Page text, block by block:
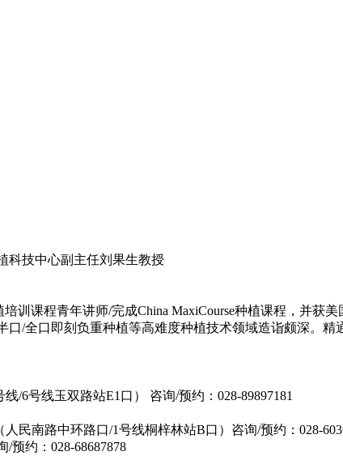
科技中心副主任刘果生教授
训课程青年讲师/完成China MaxiCourse种植课程，并
/全口即刻负重种植等高难度种植技术领域造诣颇深。
/6号线玉双路站E1口） 咨询/预约：028-89897181
人民南路中环路口/1号线桐梓林站B口）咨询/预约：028-
/预约：028-68687878